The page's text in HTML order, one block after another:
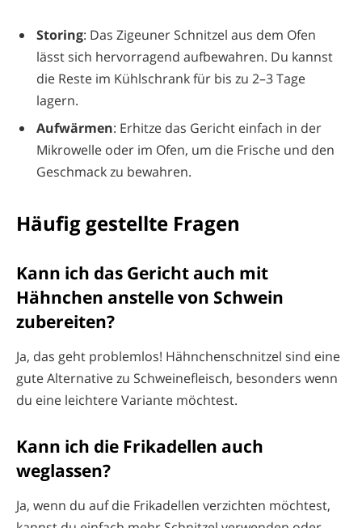
Storing: Das Zigeuner Schnitzel aus dem Ofen
lässt sich hervorragend aufbewahren. Du kannst
die Reste im Kühlschrank für bis zu 2–3 Tage
lagern.
Aufwärmen: Erhitze das Gericht einfach in der
Mikrowelle oder im Ofen, um die Frische und den
Geschmack zu bewahren.
Häufig gestellte Fragen
Kann ich das Gericht auch mit
Hähnchen anstelle von Schwein
zubereiten?
Ja, das geht problemlos! Hähnchenschnitzel sind eine
gute Alternative zu Schweinefleisch, besonders wenn
du eine leichtere Variante möchtest.
Kann ich die Frikadellen auch
weglassen?
Ja, wenn du auf die Frikadellen verzichten möchtest,